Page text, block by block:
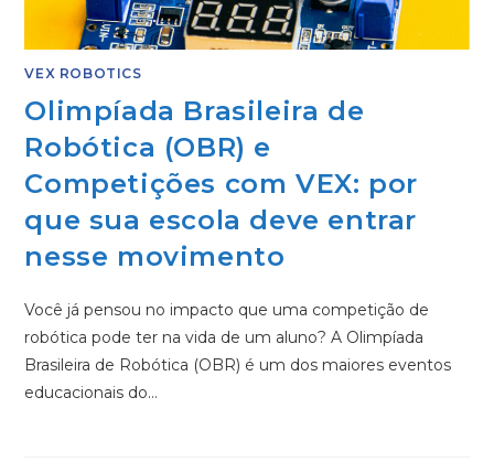
VEX ROBOTICS
Olimpíada Brasileira de
Robótica (OBR) e
Competições com VEX: por
que sua escola deve entrar
nesse movimento
Você já pensou no impacto que uma competição de
robótica pode ter na vida de um aluno? A Olimpíada
Brasileira de Robótica (OBR) é um dos maiores eventos
educacionais do…